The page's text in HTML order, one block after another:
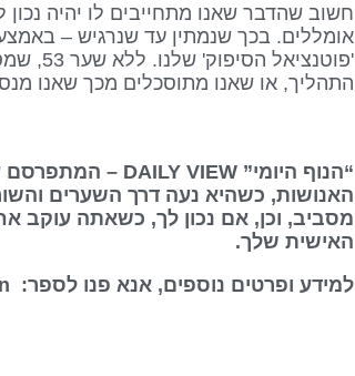
חשוב שהדבר שאנו מתחייבים לו יהיה
אומללים. בכך שנמתין עד שנרגיש –
התהליך, או שאנו מתוסכלים מכך שאנו
“הנוף היומי” DAILY VIEW – המתפרסם על ידי
האנושות, כשהיא נעה דרך השערים
מסביב, וכן, אם נכון לך, כשאתה עוקב
האישית שלך.
למידע ופרטים נוספים, אנא פנו לספר: The Definitive Book of Human Design